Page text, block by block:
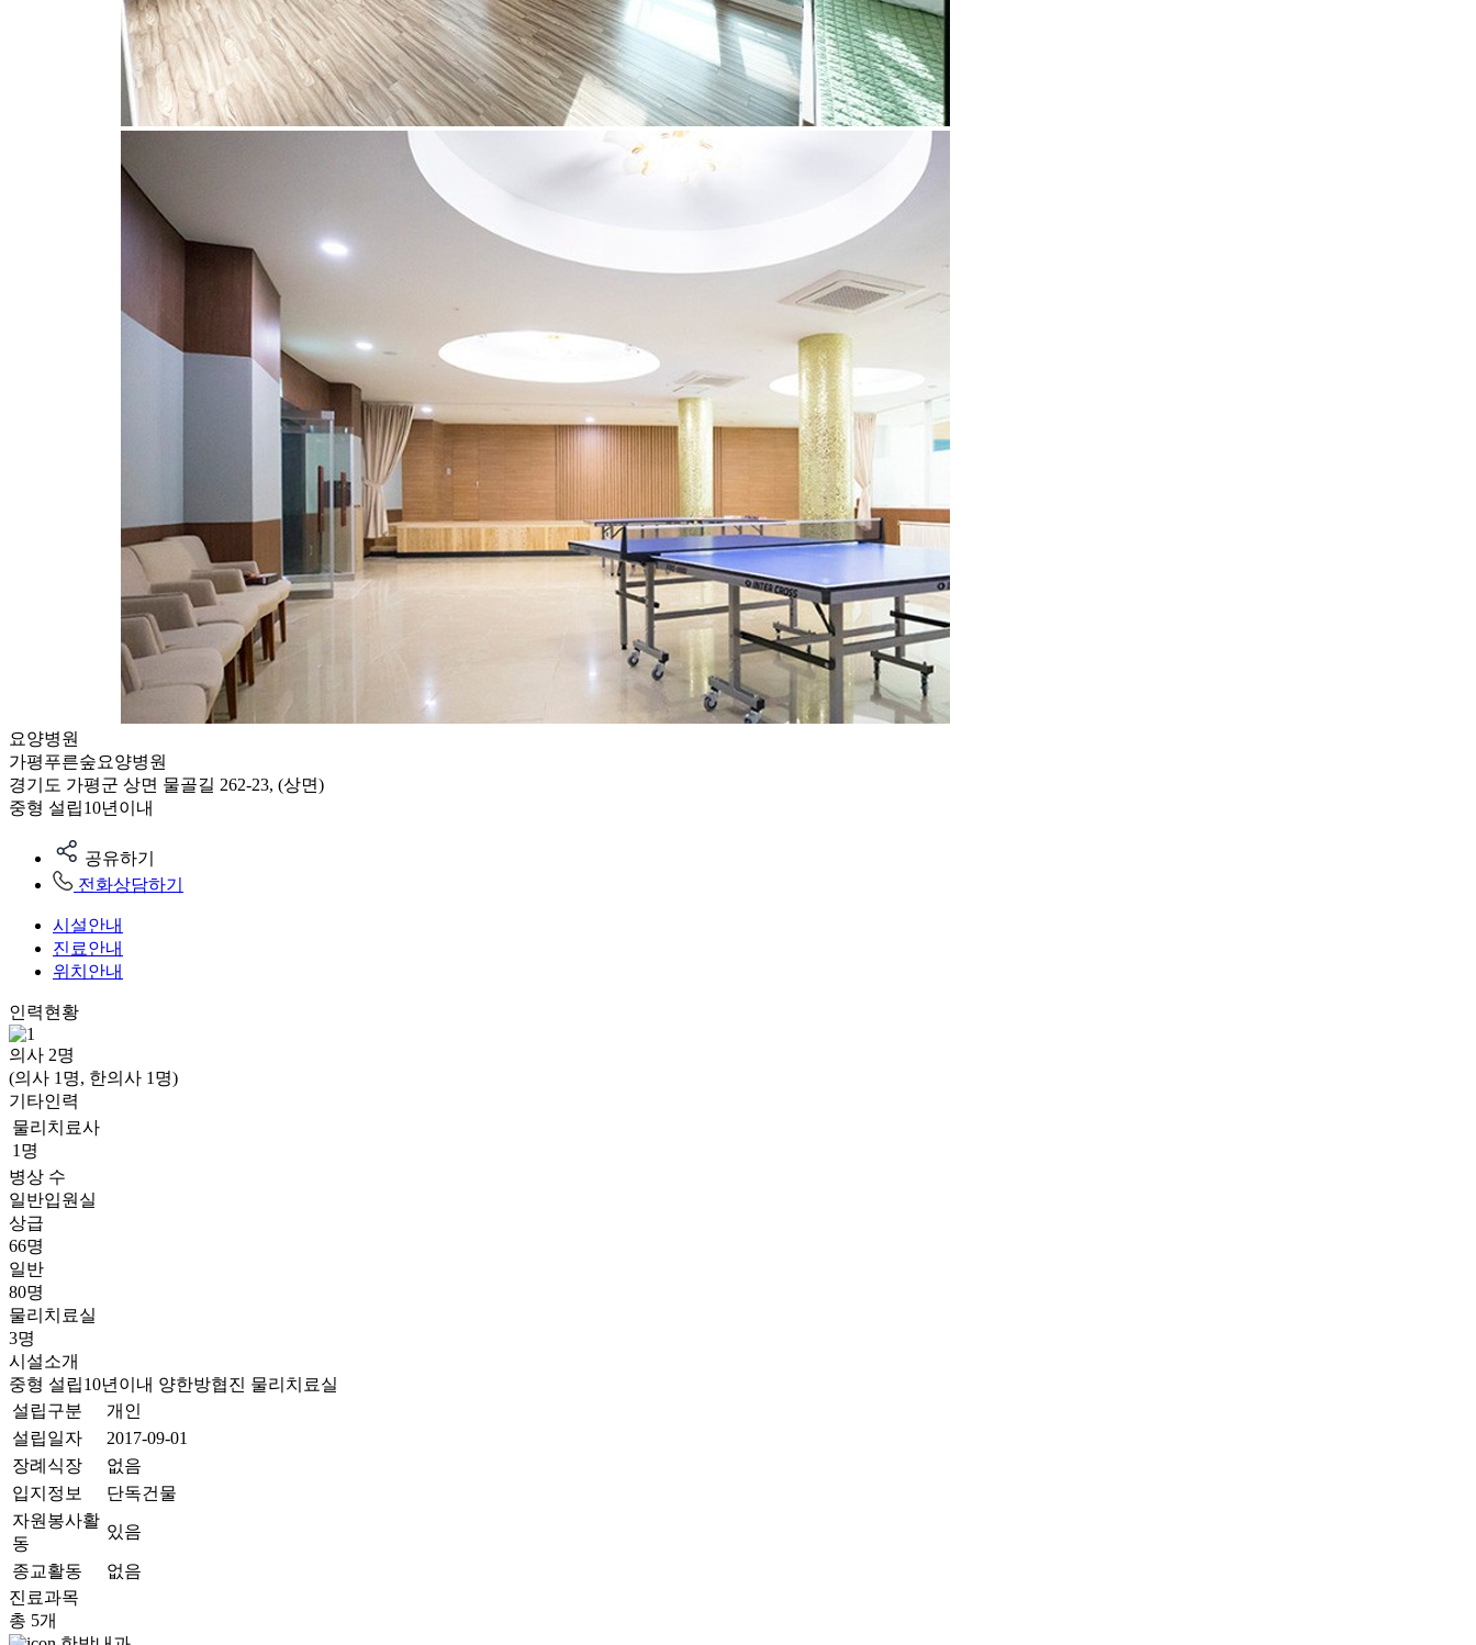
요양병원
가평푸른숲요양병원
경기도 가평군 상면 물골길 262-23, (상면)
중형 설립10년이내
공유하기
전화상담하기
시설안내
진료안내
위치안내
인력현황
의사 2명
(의사 1명, 한의사 1명)
기타인력
물리치료사
1명
병상 수
일반입원실
상급
66명
일반
80명
물리치료실
3명
시설소개
중형 설립10년이내 양한방협진 물리치료실
설립구분
개인
설립일자
2017-09-01
장례식장
없음
입지정보
단독건물
자원봉사활
동
있음
종교활동
없음
진료과목
총 5개